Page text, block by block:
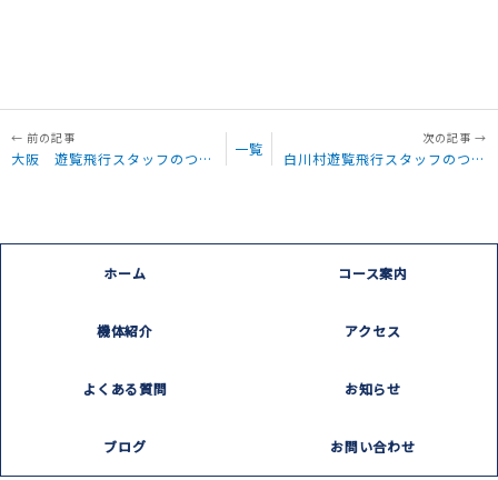
大阪 遊覧飛行スタッフのつぶやき「雨の中の大阪マラソン2024」
一覧
白川村遊覧飛行スタッフのつぶやき「大阪城と梅」
ホーム コース案内
機体紹介 アクセス
よくある質問 お知らせ
ブログ お問い合わせ